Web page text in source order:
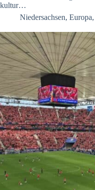
kultur…
Niedersachsen, Europa,